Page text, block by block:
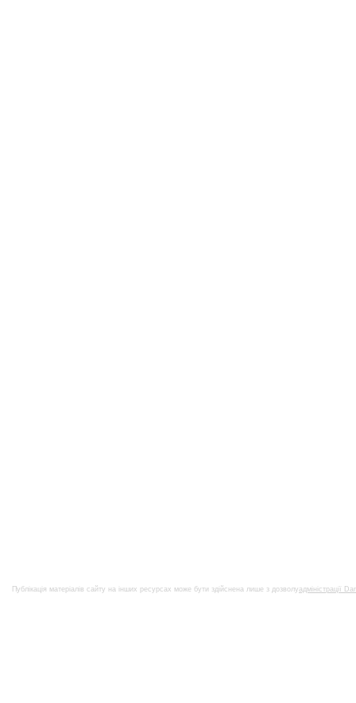
Публікація матеріалів сайту на інших ресурсах може бути здійснена лише з дозволуадміністрації